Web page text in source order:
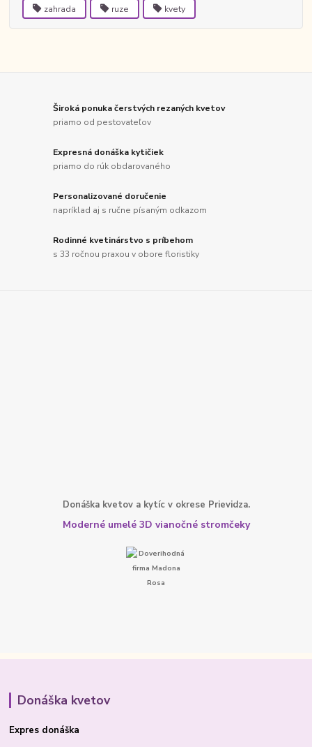
zahrada ruze kvety
Široká ponuka čerstvých rezaných kvetov
priamo od pestovateľov
Expresná donáška kytičiek
priamo do rúk obdarovaného
Personalizované doručenie
napríklad aj s ručne písaným odkazom
Rodinné kvetinárstvo s príbehom
s 33 ročnou praxou v obore floristiky
Donáška kvetov a kytíc v okrese Prievidza.
Moderné umelé 3D vianočné stromčeky
Donáška kvetov
Expres donáška